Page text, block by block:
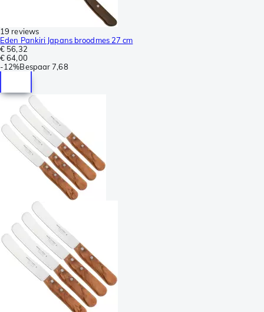
19 reviews
Eden Pankiri Japans broodmes 27 cm
€ 56,32
€ 64,00
-12%Bespaar 7,68